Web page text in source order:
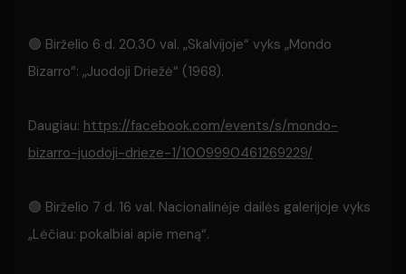
🟢 Birželio 6 d. 20.30 val. „Skalvijoje“ vyks „Mondo
Bizarro“: „Juodoji Driežė“ (1968).
Daugiau: https://facebook.com/events/s/mondo-
bizarro-juodoji-drieze-1/1009990461269229/
🟢 Birželio 7 d. 16 val. Nacionalinėje dailės galerijoje vyks
„Lėčiau: pokalbiai apie meną“.